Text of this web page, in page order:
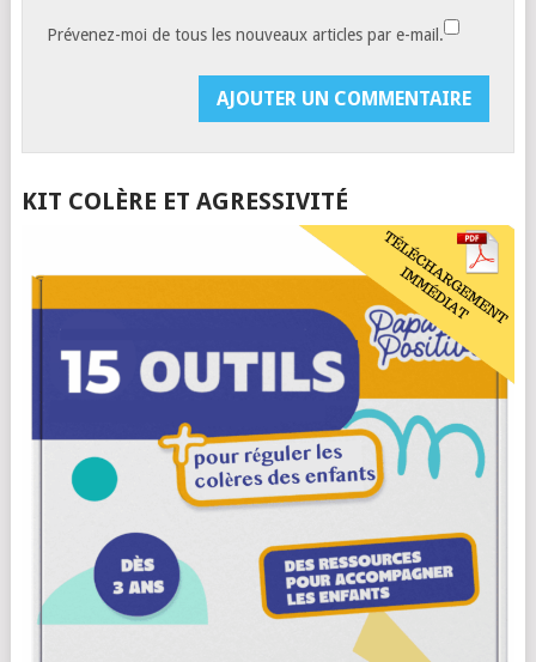
Prévenez-moi de tous les nouveaux articles par e-mail.
KIT COLÈRE ET AGRESSIVITÉ